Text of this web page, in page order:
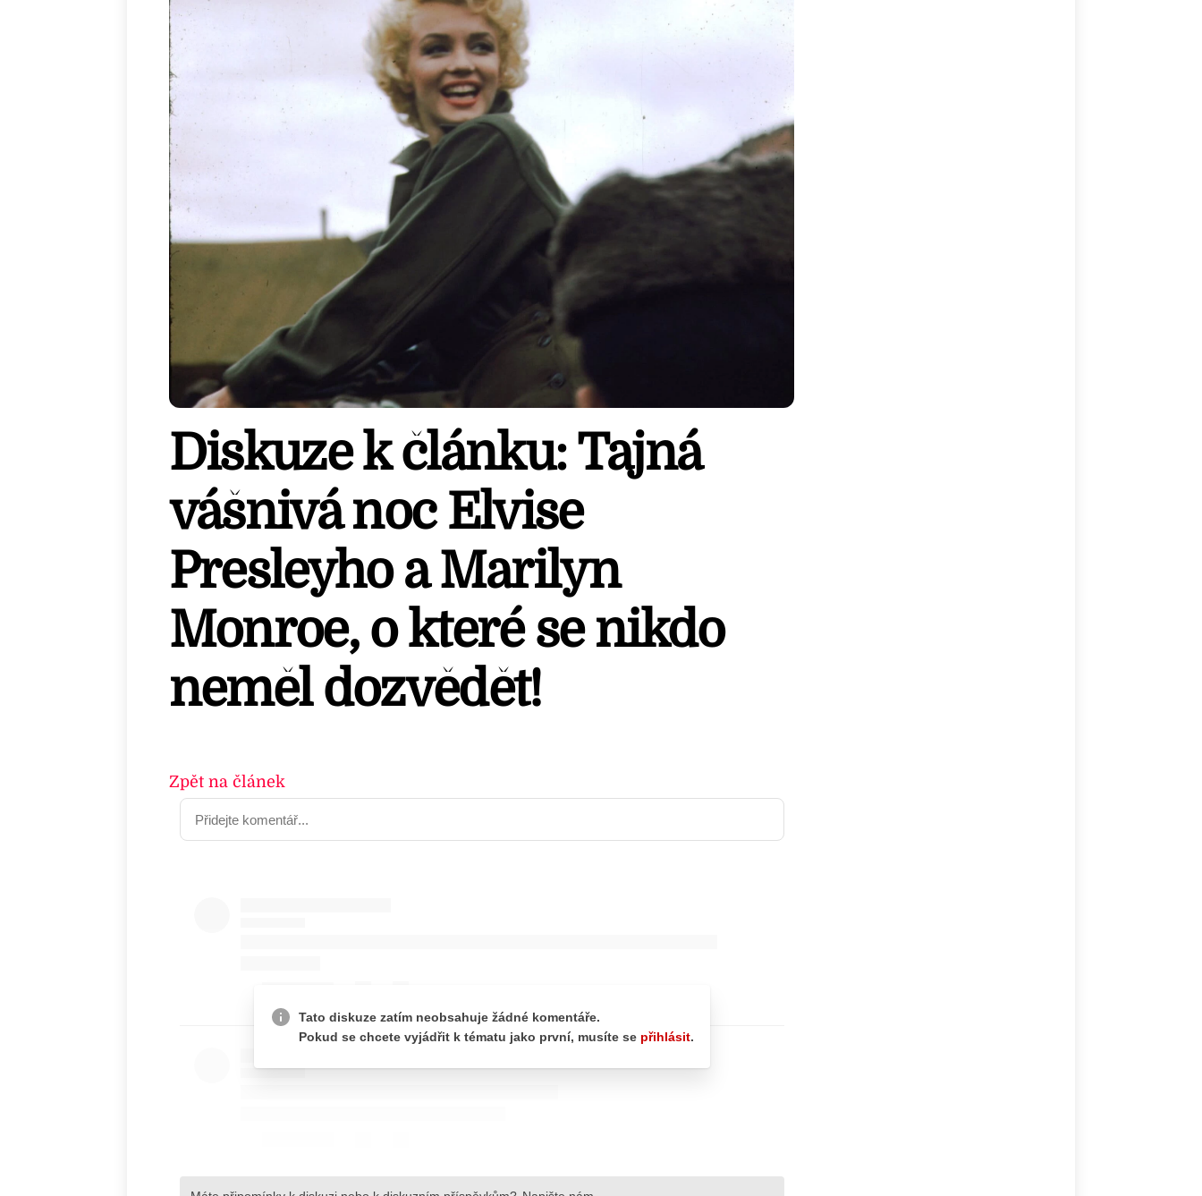
Diskuze k článku: Tajná
vášnivá noc Elvise
Presleyho a Marilyn
Monroe, o které se nikdo
neměl dozvědět!
Zpět na článek